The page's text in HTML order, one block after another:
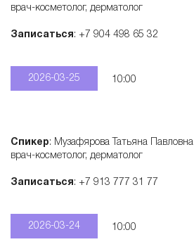
врач-косметолог, дерматолог
Записаться: +7 904 498 65 32
2026-03-25 10:00
Спикер: Музафярова Татьяна Павловна
врач-косметолог, дерматолог
Записаться: +7 913 777 31 77
2026-03-24 10:00